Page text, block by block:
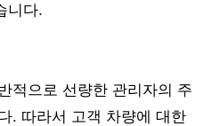
니다.
적으로 선량한 관리자의 주
. 따라서 고객 차량에 대한